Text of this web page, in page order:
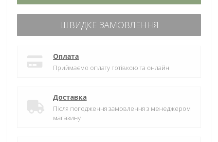
ШВИДКЕ ЗАМОВЛЕННЯ
Оплата
Приймаємо оплату готівкою та онлайн
Доставка
Після погодження замовлення з менеджером
магазину